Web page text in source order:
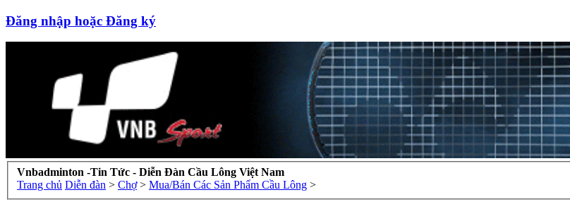
Đăng nhập hoặc Đăng ký
Vnbadminton -Tin Tức - Diễn Đàn Cầu Lông Việt Nam
Trang chủ Diễn đàn > Chợ > Mua/Bán Các Sản Phẩm Cầu Lông >